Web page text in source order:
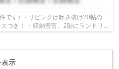
です♪ ・リビングは吹き抜け20帖の
つき！ ・収納豊富、2階にランドリー
表示